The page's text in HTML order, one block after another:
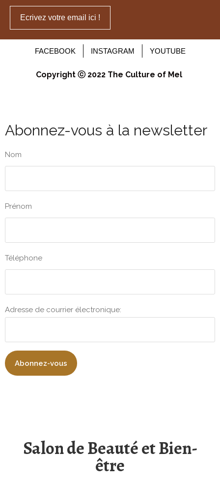
Ecrivez votre email ici !
FACEBOOK INSTAGRAM YOUTUBE
Copyright ⓒ 2022 The Culture of Mel
Abonnez-vous à la newsletter
Nom
Prénom
Téléphone
Adresse de courrier électronique:
Salon de Beauté et Bien-
être